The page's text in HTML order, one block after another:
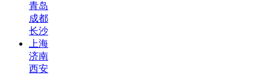
青岛
成都
长沙
上海
济南
西安